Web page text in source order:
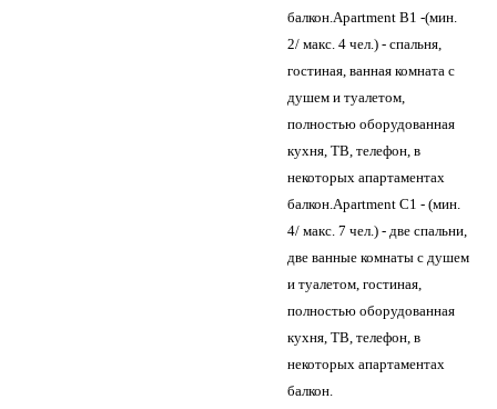
балкон.Apartment B1 -(мин.
2/ макс. 4 чел.) - спальня,
гостиная, ванная комната с
душем и туалетом,
полностью оборудованная
кухня, ТВ, телефон, в
некоторых апартаментах
балкон.Apartment C1 - (мин.
4/ макс. 7 чел.) - две спальни,
две ванные комнаты с душем
и туалетом, гостиная,
полностью оборудованная
кухня, ТВ, телефон, в
некоторых апартаментах
балкон.